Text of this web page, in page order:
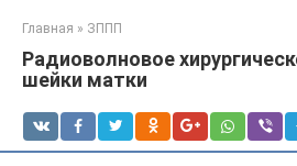
Главная » ЗППП
Радиоволновое
шейки матки